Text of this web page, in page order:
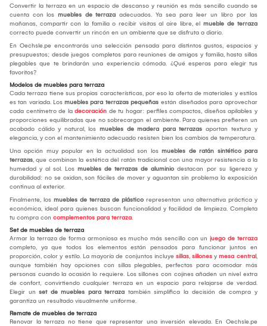
Convertir la terraza en un espacio de descanso y reunión es más sencillo cuando se
cuenta con los muebles de terraza adecuados. Ya sea para leer un libro por las
mañanas, compartir con la familia o recibir visitas al aire libre, el mueble de terraza
correcto puede convertir un rincón en un ambiente que se disfruta a diario.
En Oechsle.pe encontrarás una selección pensada para distintos gustos, espacios y
presupuestos; desde juegos completos para reuniones de amigos y familia, hasta sillas
plegables que te brindarán una experiencia cómoda. ¿Qué esperas para elegir tus
favoritos?
Modelos de muebles para terraza
Cada terraza tiene sus propias características, por eso la oferta de materiales y estilos
es tan variada. Los muebles para terrazas pequeñas están diseñados para aprovechar
cada centímetro de la decoración de tu hogar: perfiles compactos, diseños apilables y
proporciones equilibradas que no sobrecargan el ambiente. Para quienes prefieren un
acabado cálido y natural, los muebles de madera para terrazas aportan textura y
elegancia, y con el mantenimiento adecuado resisten bien los cambios de temperatura.
Una opción muy popular en la actualidad son los muebles de ratán sintético para
terrazas, que combinan la estética del ratán tradicional con una mayor resistencia a la
humedad y al sol. Los muebles de terrazas de aluminio destacan por su ligereza y
durabilidad: no se oxidan, son fáciles de mover y aguantan sin problema la exposición
continua al exterior.
Finalmente, los muebles de terraza de plástico representan una alternativa práctica y
económica, ideal para quienes buscan funcionalidad y facilidad de limpieza. Completa
tu compra con complementos para terraza.
Set de muebles de terraza
Armar la terraza de forma armoniosa es mucho más sencillo con un juego de terraza
completo, ya que todos los elementos están pensados para funcionar juntos en
proporción, color y estilo. La mayoría de conjuntos incluye sillas, sillones y mesa central,
aunque también hay opciones con sillas plegables, perfectas para acomodar más
personas cuando la ocasión lo requiere. Los sillones con cojines añaden un nivel extra
de confort, convirtiendo cualquier terraza en un espacio para relajarse de verdad.
Elegir un set de muebles para terraza también simplifica la decisión de compra y
garantiza un resultado visualmente uniforme.
Remate de muebles de terraza
Renovar la terraza no tiene que representar una inversión elevada. En Oechsle.pe